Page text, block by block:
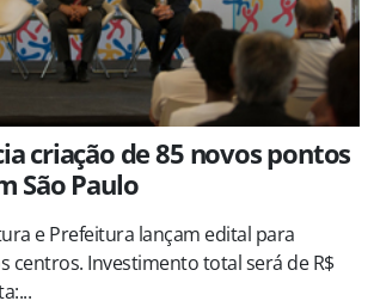
criação de 85 novos pontos
São Paulo
e Prefeitura lançam edital para
centros. Investimento total será de R$